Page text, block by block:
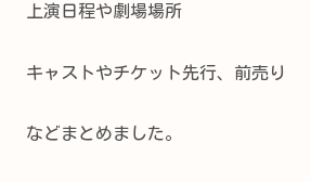
上演日程や劇場場所
キャストやチケット先行、前売り
などまとめました。